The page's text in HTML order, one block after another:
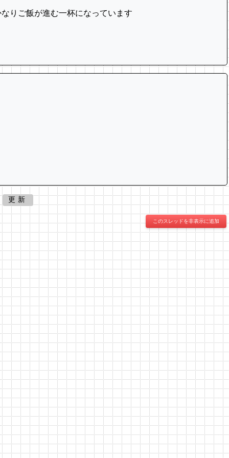
りご飯が進む一杯になっています
更新
このスレッドを非表示に追加